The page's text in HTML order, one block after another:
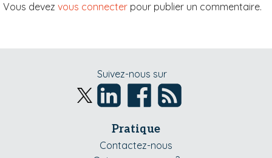
Vous devez vous connecter pour publier un commentaire.
Suivez-nous sur
Pratique
Contactez-nous